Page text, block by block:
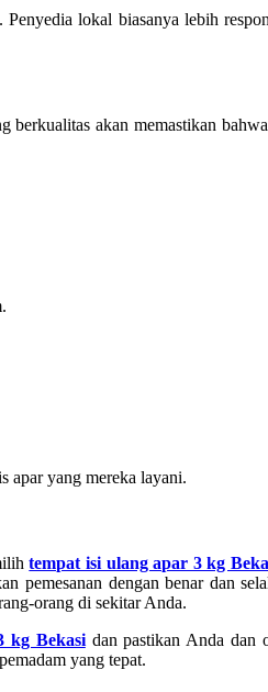
lokal biasanya lebih
akan memastikan
apar yang mereka layani.
tempat isi ulang apar 3 kg
pemesanan dengan benar dan
orang di sekitar Anda.
kg Bekasidan pastikan Anda dan
yang tepat.